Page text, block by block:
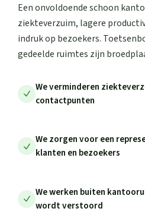
Een onvoldoende schoon
ziekteverzuim, lagere
indruk op bezoekers.
gedeelde ruimtes zijn
We verminderen
contactpunten
We zorgen voor een
klanten en bezoekers
We werken buiten
wordt verstoord